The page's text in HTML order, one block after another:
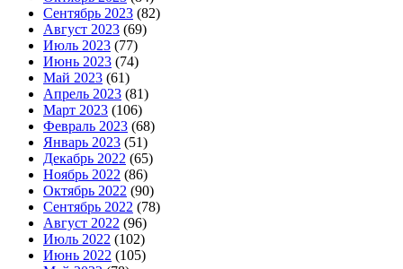
Сентябрь 2023 (82)
Август 2023 (69)
Июль 2023 (77)
Июнь 2023 (74)
Май 2023 (61)
Апрель 2023 (81)
Март 2023 (106)
Февраль 2023 (68)
Январь 2023 (51)
Декабрь 2022 (65)
Ноябрь 2022 (86)
Октябрь 2022 (90)
Сентябрь 2022 (78)
Август 2022 (96)
Июль 2022 (102)
Июнь 2022 (105)